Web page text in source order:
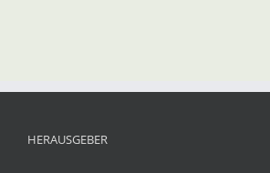
HERAUSGEBER